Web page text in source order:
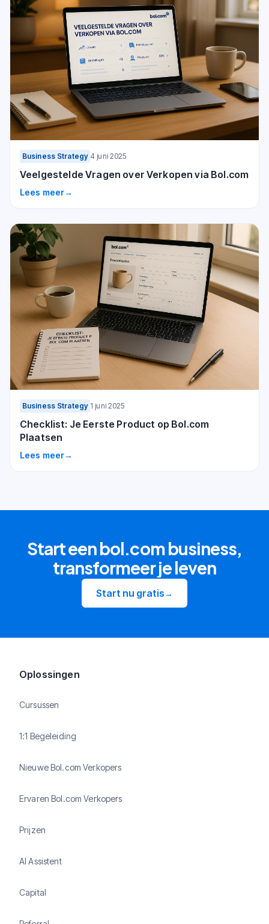
Business Strategy 4 juni 2025
Veelgestelde Vragen over Verkopen via Bol.com
Lees meer→
Business Strategy 1 juni 2025
Checklist: Je Eerste Product op Bol.com
Plaatsen
Lees meer→
Start een bol.com business,
transformeer je leven
Start nu gratis→
Oplossingen
Cursussen
1:1 Begeleiding
Nieuwe Bol.com Verkopers
Ervaren Bol.com Verkopers
Prijzen
AI Assistent
Capital